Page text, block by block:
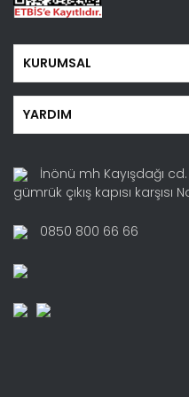
KURUMSAL
YARDIM
İnönü mh Kayışdağı
gümrük çıkış kapısı karşısı
0850 800 66 66